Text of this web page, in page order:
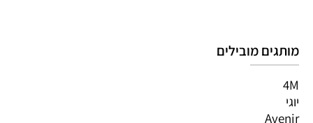
מותגים מובילים
4M
יוגי
Avenir